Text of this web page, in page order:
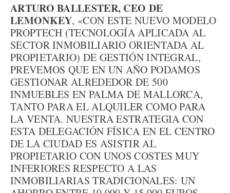
ARTURO BALLESTER, CEO DE
LEMONKEY, «CON ESTE NUEVO MODELO
PROPTECH (TECNOLOGÍA APLICADA AL
SECTOR INMOBILIARIO ORIENTADA AL
PROPIETARIO) DE GESTIÓN INTEGRAL,
PREVEMOS QUE EN UN AÑO PODAMOS
GESTIONAR ALREDEDOR DE 500
INMUEBLES EN PALMA DE MALLORCA,
TANTO PARA EL ALQUILER COMO PARA
LA VENTA. NUESTRA ESTRATEGIA CON
ESTA DELEGACIÓN FÍSICA EN EL CENTRO
DE LA CIUDAD ES ASISTIR AL
PROPIETARIO CON UNOS COSTES MUY
INFERIORES RESPECTO A LAS
INMOBILIARIAS TRADICIONALES: UN